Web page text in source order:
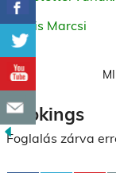
Kocsis Marcsi
Bookings
Foglalás zárva